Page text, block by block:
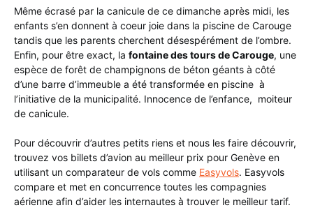
Même écrasé par la canicule de ce dimanche après midi, les
enfants s’en donnent à coeur joie dans la piscine de Carouge
tandis que les parents cherchent désespérément de l’ombre.
Enfin, pour être exact, la fontaine des tours de Carouge, une
espèce de forêt de champignons de béton géants à côté
d’une barre d’immeuble a été transformée en piscine à
l’initiative de la municipalité. Innocence de l’enfance, moiteur
de canicule.
Pour découvrir d’autres petits riens et nous les faire découvrir,
trouvez vos billets d’avion au meilleur prix pour Genève en
utilisant un comparateur de vols comme Easyvols. Easyvols
compare et met en concurrence toutes les compagnies
aérienne afin d’aider les internautes à trouver le meilleur tarif.